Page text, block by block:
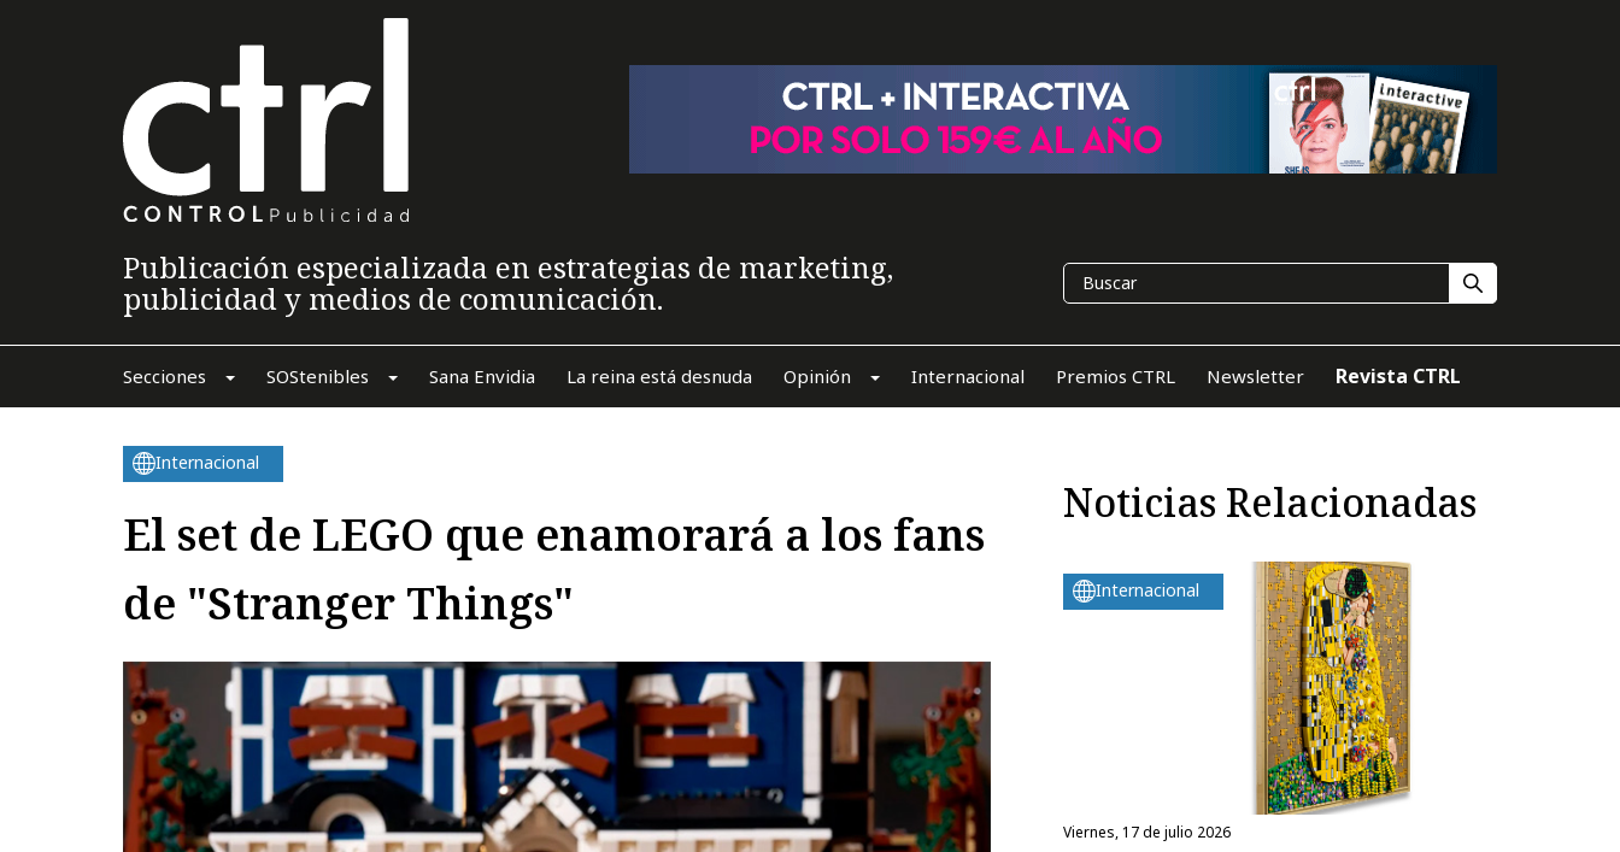
Publicación especializada en estrategias de marketing,
publicidad y medios de comunicación.
Secciones SOStenibles Sana Envidia La reina está desnuda Opinión Internacional Premios CTRL Newsletter Revista CTRL
Internacional
El set de LEGO que enamorará a los fans
de "Stranger Things"
Noticias Relacionadas
Internacional
viernes, 17 de julio 2026